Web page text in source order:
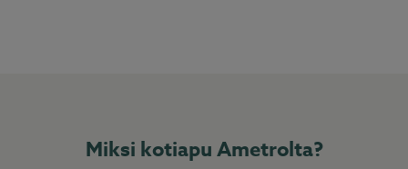
Miksi kotiapu Ametrolta?